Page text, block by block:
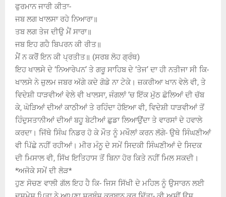
ਫੁਰਮਾਨ ਜਾਰੀ ਕੀਤਾ-
ਜਬ ਲਗ ਖਾਲਸਾ ਰਹੇ ਨਿਆਰਾ॥
ਤਬ ਲਗ ਤੇਜ ਦੀਉ ਮੈਂ ਸਾਰਾ॥
ਜਬ ਇਹ ਗਹੈ ਬਿਪਰਨ ਕੀ ਰੀਤ॥
ਮੈਂ ਨ ਕਰੋੋਂ ਇਨ ਕੀ ਪ੍ਰਤੀਤ॥ (ਸਰਬ ਲੋਹ ਗ੍ਰੰਥ)
ਇਹ ਖਾਲਸੇ ਦੇ ‘ਨਿਆਰੇਪਨ’ ਤੇ ਗਰੂ ਸਾਹਿਬ ਦੇ ‘ਤੇਜ’ ਦਾ ਹੀ ਨਤੀਜਾ ਸੀ ਕਿ-
ਖਾਲਸੇ ਨੇ ਜ਼ੁਲਮ ਜਬਰ ਅੱਗੇ ਕਦੇ ਗੋਡੇ ਨਾ ਟੇਕੇ। ਜ਼ਕਰੀਆ ਖਾਨ ਵੇਲੇ ਵੀ, ਤੇ
ਵਿਦੇਸ਼ੀ ਧਾੜਵੀਆਂ ਵੇਲੇ ਵੀ ਖਾਲਸਾ, ਜੰਗਲਾਂ ‘ਚ ਇੱਕ ਮੁੱਠ ਛੋਲਿਆਂ ਦੀ ਚੱਬ
ਕੇ, ਘੋੜਿਆਂ ਦੀਆਂ ਕਾਠੀਆਂ ਤੇ ਰਹਿੰਦਾ ਹੋਇਆ ਵੀ, ਵਿਦੇਸ਼ੀ ਧਾੜਵੀਆਂ ਤੋਂ
ਹਿੰਦੁਸਤਾਨੀਆਂ ਦੀਆਂ ਬਹੂ ਬੇਟੀਆਂ ਛੁਡਾ ਲਿਆਉਂਦਾ ਤੇ ਵਾਰਸਾਂ ਦੇ ਹਵਾਲੇ
ਕਰਦਾ। ਜਿੱਥੇ ਸਿੰਘ ਨਿਡਰ ਹੋ ਕੇ ਮੌਤ ਨੂੰ ਮਖੌਲਾਂ ਕਰਨ ਲੱਗੇ- ਉਥੇ ਸਿੰਘਣੀਆਂ
ਵੀ ਪਿੱਛੇ ਨਹੀਂ ਰਹੀਆਂ। ਮੀਰ ਮੰਨੂ ਦੇ ਸਮੇਂ ਸਿਦਕੀ ਸਿੰਘਣੀਆਂ ਦੇ ਸਿਦਕ
ਦੀ ਮਿਸਾਲ ਵੀ, ਸਿੱਖ ਇਤਿਹਾਸ ਤੋਂ ਬਿਨਾ ਹੋਰ ਕਿਤੇ ਨਹੀਂ ਮਿਲ ਸਕਦੀ।
*ਅਜੋਕੇ ਸਮੇਂ ਦੀ ਲੋੜ*
ਹੁਣ ਸੋਚਣ ਵਾਲੀ ਗੱਲ ਇਹ ਹੈ ਕਿ- ਜਿਸ ਸਿੱਖੀ ਦੇ ਮਹਿਲ ਨੂੰ ਉਸਾਰਨ ਲਈ